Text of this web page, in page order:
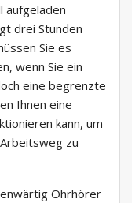
aufgeladen
drei Stunden
Sie es
wenn Sie ein
eine begrenzte
Ihnen eine
kann, um
zu
Ohrhörer